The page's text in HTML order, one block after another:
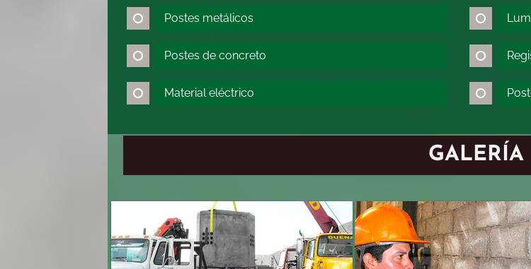
Postes metálicos
Postes de concreto
Material eléctrico
GALERÍA